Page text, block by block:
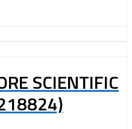
SCIENTIFIC